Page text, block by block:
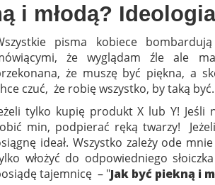
i młodą?
pisma kobiece
że wyglądam źle ale
że muszę być piękna, a
czuć, że robię wszystko, by taką być.
tylko kupię produkt X lub Y! Jeśli
min, podpierać ręką twarzy!
ideał. Wszystko zależy ode
włożyć do odpowiedniego
tajemnicę – "Jak być piekną i